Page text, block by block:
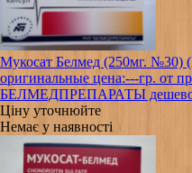
Мукосат Белмед (250мг. №30)
оригинальные цена:---гр. от
БЕЛМЕДПРЕПАРАТЫ
Ціну уточнюйте
Немає у наявності